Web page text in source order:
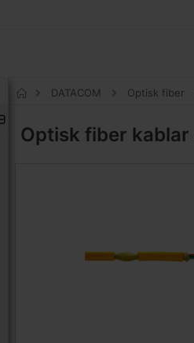
DATACOM Optisk fiber
Optisk fiber kablar